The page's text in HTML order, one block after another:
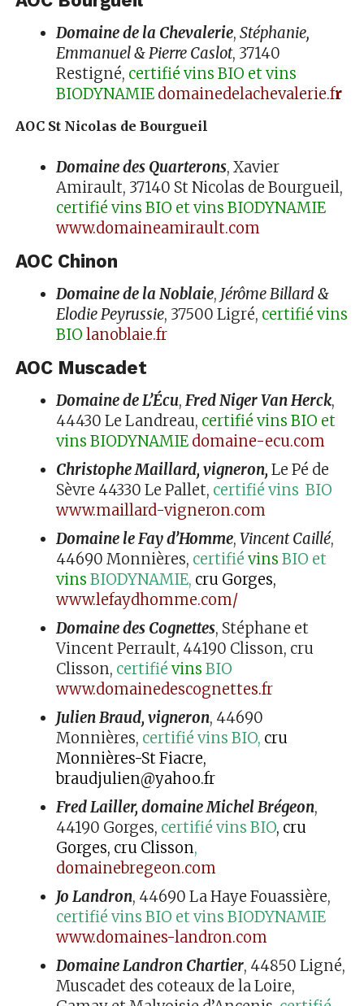
Domaine de la Chevalerie, Stéphanie,
Emmanuel & Pierre Caslot, 37140
Restigné, certifié vins BIO et vins
BIODYNAMIE domainedelachevalerie.fr
AOC St Nicolas de Bourgueil
Domaine des Quarterons, Xavier
Amirault, 37140 St Nicolas de Bourgueil,
certifié vins BIO et vins BIODYNAMIE
www.domaineamirault.com
AOC Chinon
Domaine de la Noblaie, Jérôme Billard &
Elodie Peyrussie, 37500 Ligré, certifié vins
BIO lanoblaie.fr
AOC Muscadet
Domaine de L’Écu, Fred Niger Van Herck,
44430 Le Landreau, certifié vins BIO et
vins BIODYNAMIE domaine-ecu.com
Christophe Maillard, vigneron, Le Pé de
Sèvre 44330 Le Pallet, certifié vins BIO
www.maillard-vigneron.com
Domaine le Fay d’Homme, Vincent Caillé,
44690 Monnières, certifié vins BIO et
vins BIODYNAMIE, cru Gorges,
www.lefaydhomme.com/
Domaine des Cognettes, Stéphane et
Vincent Perrault, 44190 Clisson, cru
Clisson, certifié vins BIO
www.domainedescognettes.fr
Julien Braud, vigneron, 44690
Monnières, certifié vins BIO, cru
Monnières-St Fiacre,
braudjulien@yahoo.fr
Fred Lailler, domaine Michel Brégeon,
44190 Gorges, certifié vins BIO, cru
Gorges, cru Clisson,
domainebregeon.com
Jo Landron, 44690 La Haye Fouassière,
certifié vins BIO et vins BIODYNAMIE
www.domaines-landron.com
Domaine Landron Chartier, 44850 Ligné,
Muscadet des coteaux de la Loire,